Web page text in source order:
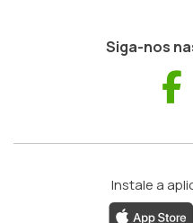
Siga-nos
Instale a